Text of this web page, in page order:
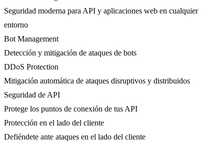
Seguridad moderna para API y aplicaciones web en cualquier
entorno
Bot Management
Detección y mitigación de ataques de bots
DDoS Protection
Mitigación automática de ataques disruptivos y distribuidos
Seguridad de API
Protege los puntos de conexión de tus API
Protección en el lado del cliente
Defiéndete ante ataques en el lado del cliente